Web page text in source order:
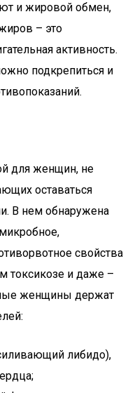
и жировой обмен,
– это
активность.
подкрепиться и
для женщин, не
оставаться
В нем обнаружена
свойства
токсикозе и даже –
женщины держат
либидо),